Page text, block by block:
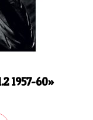
1957-60»